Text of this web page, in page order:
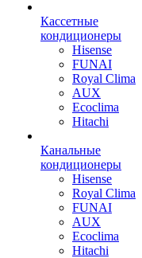
Кассетные
кондиционеры
Hisense
FUNAI
Royal Clima
AUX
Ecoclima
Hitachi
Канальные
кондиционеры
Hisense
Royal Clima
FUNAI
AUX
Ecoclima
Hitachi